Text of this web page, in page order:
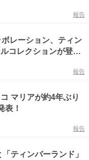
い【4月11日発売】
報告
レーション、ティン
コレクションが登
報告
マリアが約4年ぶり
表！
報告
ティンバーランド」